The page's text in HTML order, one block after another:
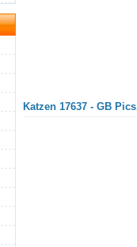
Katzen 17637 - GB